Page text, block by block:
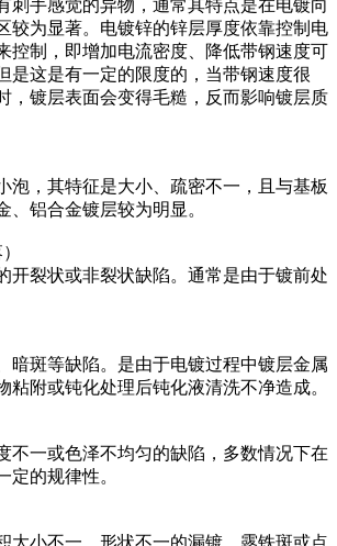
刺手感觉的异物，通常其特点是在电镀向
较为显著。电镀锌的锌层厚度依靠控制电
控制，即增加电流密度、降低带钢速度可
是这是有一定的限度的，当带钢速度很
，镀层表面会变得毛糙，反而影响镀层质
泡，其特征是大小、疏密不一，且与基板
、铝合金镀层较为明显。
开裂状或非裂状缺陷。通常是由于镀前处
暗斑等缺陷。是由于电镀过程中镀层金属
粘附或钝化处理后钝化液清洗不净造成。
不一或色泽不均匀的缺陷，多数情况下在
定的规律性。
大小不一、形状不一的漏镀、露铁斑或点